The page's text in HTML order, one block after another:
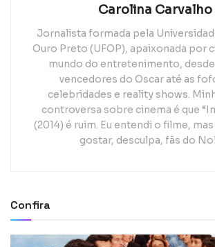
Carolina Carvalho
Jornalista formada pela
Ouro Preto (UFOP), apaixonada por
mundo do entretenimento,
vencedores do Oscar até as
celebridades e reality shows.
controversa sobre cinema é que
(2014) é ruim. Eu entendi o filme,
gostar, desculpa, fãs do
Confira